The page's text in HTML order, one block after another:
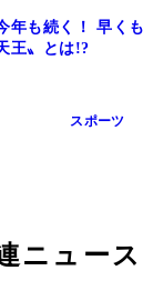
年も続く！ 早く
王〟とは!?
スポーツ
ニュース